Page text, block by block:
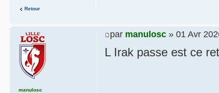
Retour
par manulosc » 01 Avr
L Irak passe est ce
manulosc